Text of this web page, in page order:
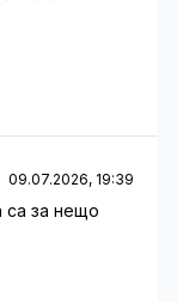
09.07.2026, 19:39
за нещо